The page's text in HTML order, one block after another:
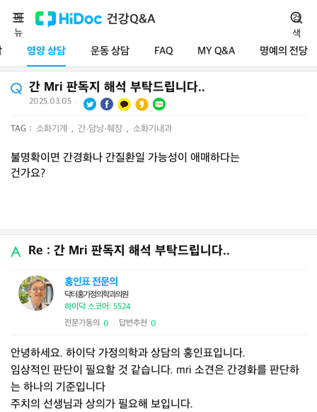
건강Q&A
영양 상담 운동 상담 FAQ MY Q&A 명예의 전당
메
뉴
검
색
간 Mri 판독지 해석 부탁드립니다..
2025.03.05
TAG : 소화기계 , 간·담낭·췌장 , 소화기내과
불명확이면 간경화나 간질환일 가능성이 애매하다는
건가요?
Re : 간 Mri 판독지 해석 부탁드립니다..
홍인표 전문의
닥터홍가정의학과의원
하이닥 스코어: 5524
전문가동의 0 답변추천 0
안녕하세요. 하이닥 가정의학과 상담의 홍인표입니다.
임상적인 판단이 필요할 것 같습니다. mri 소견은 간경화를 판단하
는 하나의 기준입니다
주치의 선생님과 상의가 필요해 보입니다.